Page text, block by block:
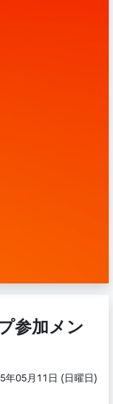
参加メン
年05月11日 (日曜日)